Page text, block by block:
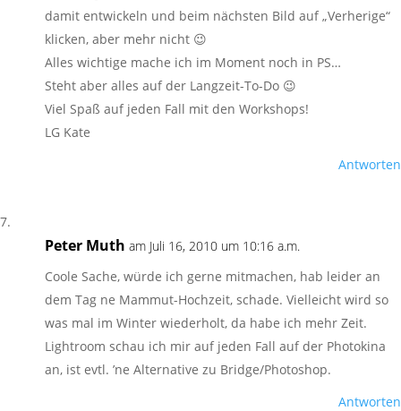
damit entwickeln und beim nächsten Bild auf „Verherige“
klicken, aber mehr nicht 😉
Alles wichtige mache ich im Moment noch in PS…
Steht aber alles auf der Langzeit-To-Do 😉
Viel Spaß auf jeden Fall mit den Workshops!
LG Kate
Antworten
Peter Muth am Juli 16, 2010 um 10:16 a.m.
Coole Sache, würde ich gerne mitmachen, hab leider an
dem Tag ne Mammut-Hochzeit, schade. Vielleicht wird so
was mal im Winter wiederholt, da habe ich mehr Zeit.
Lightroom schau ich mir auf jeden Fall auf der Photokina
an, ist evtl. ’ne Alternative zu Bridge/Photoshop.
Antworten